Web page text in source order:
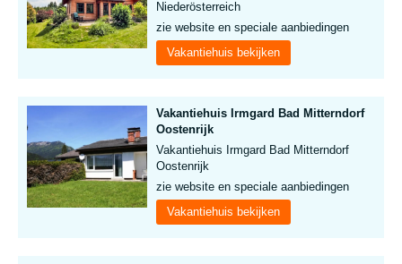
Niederösterreich
zie website en speciale aanbiedingen
Vakantiehuis bekijken
Vakantiehuis Irmgard Bad Mitterndorf
Oostenrijk
Vakantiehuis Irmgard Bad Mitterndorf
Oostenrijk
zie website en speciale aanbiedingen
Vakantiehuis bekijken